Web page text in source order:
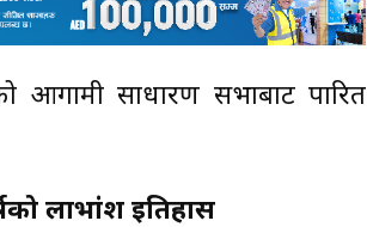
आगामी साधारण सभाबाट पारित
लाभांश इतिहास